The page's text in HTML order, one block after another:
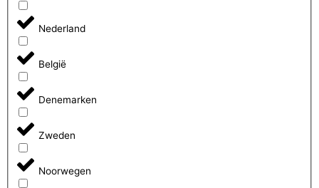
Nederland
België
Denemarken
Zweden
Noorwegen